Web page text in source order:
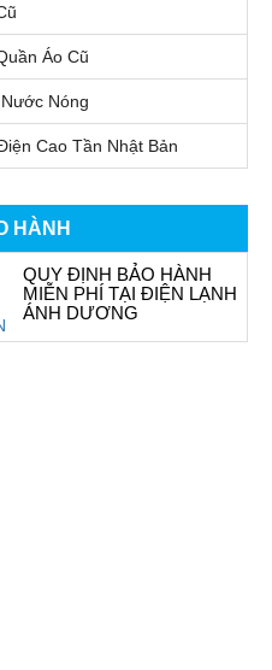
Áo Cũ
Nóng
Cao Tần Nhật Bản
HÀNH
QUY ĐỊNH BẢO HÀNH
MIỄN PHÍ TẠI ĐIỆN LẠNH
ÁNH DƯƠNG